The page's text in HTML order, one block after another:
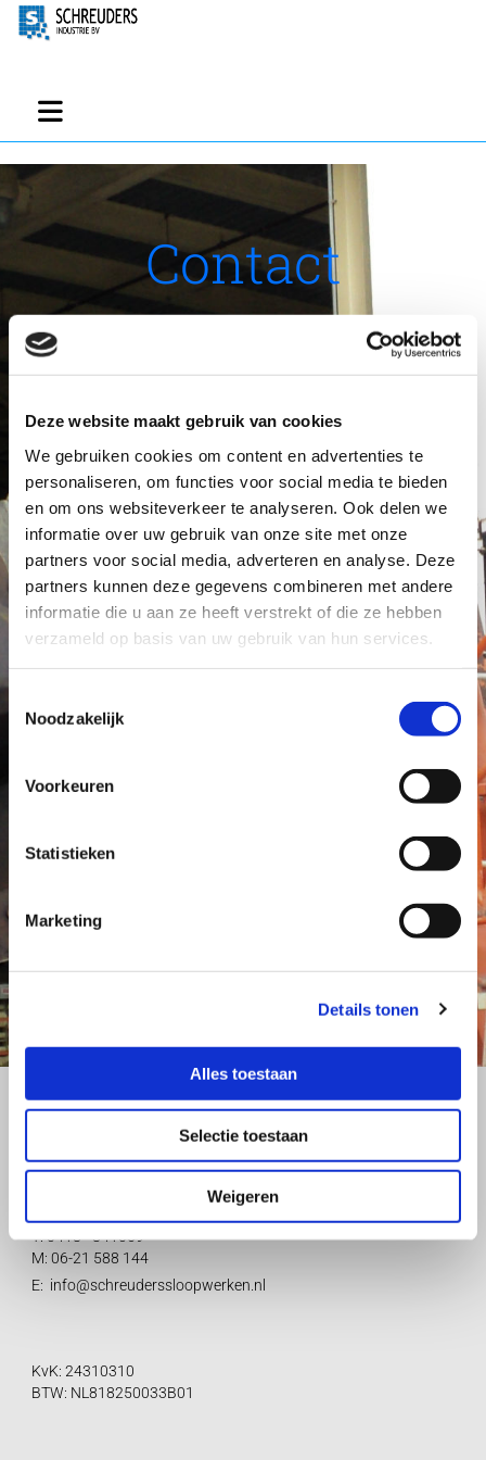
Deze website maakt gebruik van cookies
We gebruiken cookies om content en advertenties te
personaliseren, om functies voor social media te bieden
en om ons websiteverkeer te analyseren. Ook delen we
informatie over uw gebruik van onze site met onze
partners voor social media, adverteren en analyse. Deze
partners kunnen deze gegevens combineren met andere
informatie die u aan ze heeft verstrekt of die ze hebben
verzameld op basis van uw gebruik van hun services.
Noodzakelijk
Voorkeuren
Statistieken
Marketing
Details tonen
Alles toestaan
Selectie toestaan
Weigeren
Contact
Contact
Naam
Email
Telefoon
Schreuders Industrie BV
T:0418 - 841069
M: 06-21 588 144
E: info@schreuderssloopwerken.nl
KvK: 24310310
BTW: NL818250033B01